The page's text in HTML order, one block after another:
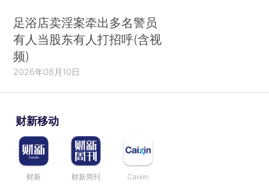
足浴店卖淫案牵出多名警员
有人当股东有人打招呼(含视
频)
2026年08月10日
财新移动
财新 财新周刊 Caixin